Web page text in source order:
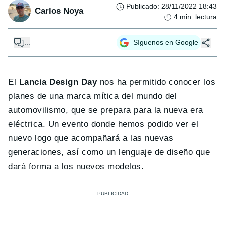
Carlos Noya Publicado: 28/11/2022 18:43
4 min. lectura
... Síguenos en Google
El LanciaDesign Daynos ha permitido conocer los
planes de una marca mítica del mundo del
automovilismo, que se prepara para la nueva era
eléctrica. Un evento donde hemos podido ver el
nuevo logo que acompañará a las nuevas
generaciones, así como un lenguaje de diseño que
dará forma a los nuevos modelos.